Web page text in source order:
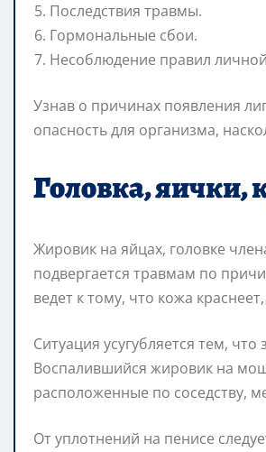
Последствия травмы.
Гормональные сбои.
Несоблюдение правил
Узнав о причинах появления
опасность для организма,
Головка, яички,
Жировик на яйцах, головке
подвергается травмам по
ведет к тому, что кожа
Ситуация усугубляется тем,
Воспалившийся жировик на
расположенные по соседству,
От уплотнений на пенисе